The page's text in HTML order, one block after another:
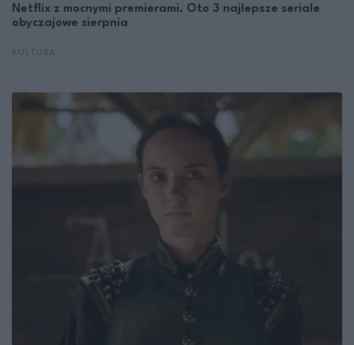
Netflix z mocnymi premierami. Oto 3 najlepsze seriale
obyczajowe sierpnia